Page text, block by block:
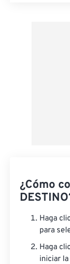
¿Cómo
Haga
para
Haga
iniciar